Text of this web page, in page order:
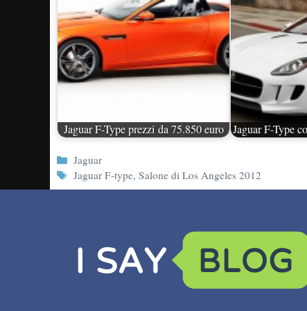
Jaguar F-Type prezzi da 75.850 euro Jaguar F-Type
Categorie
Jaguar
Tag
Jaguar F-type,Salone di Los Angeles 2012